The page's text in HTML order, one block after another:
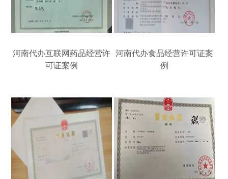
河南代办互联网药品经营许
可证案例
河南代办食品经营许可证案
例